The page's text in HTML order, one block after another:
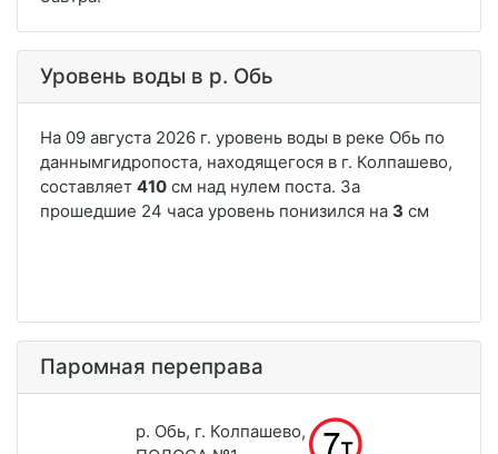
Уровень воды в р. Обь
Паромная переправа
р. Обь, г. Колпашево,